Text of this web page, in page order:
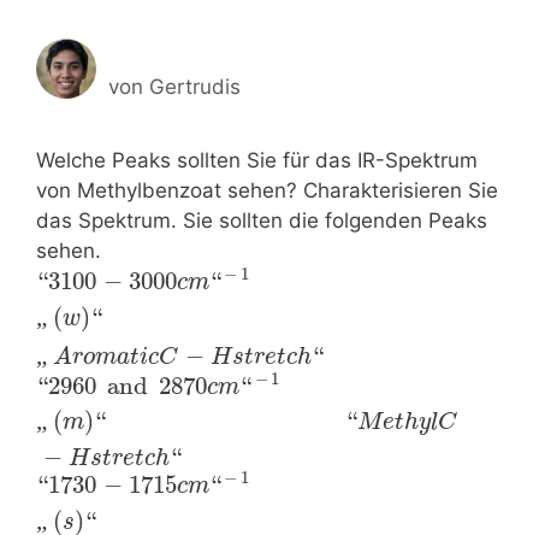
von Gertrudis
Welche Peaks sollten Sie für das IR-Spektrum
von Methylbenzoat sehen? Charakterisieren Sie
das Spektrum. Sie sollten die folgenden Peaks
sehen.
“3100 − 3000cm“− 1
„ (w)“
„ AromaticC − Hstretch“
“2960 and 2870cm“ − 1
„ (m)“ “MethylC
− Hstretch“
“1730 − 1715cm“− 1
„ (s)“